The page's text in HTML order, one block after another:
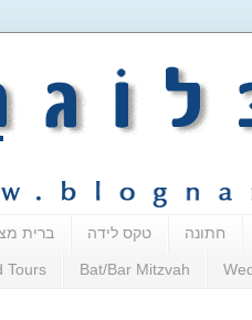
חתונה טקס לידה ברית
Bat/Bar Mitzvah
Tours